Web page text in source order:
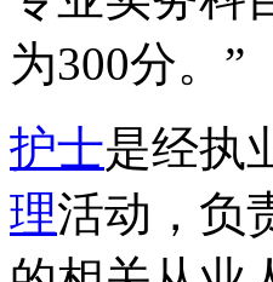
为300分。”
护士是经执
理活动，负